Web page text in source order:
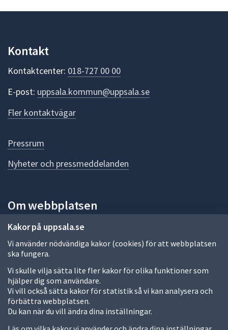
Kakor på uppsala.se
Vi använder nödvändiga kakor (cookies) för att webbplatsen
ska fungera.
Vi skulle vilja sätta lite fler kakor för olika funktioner som
hjälper dig som användare.
Vi vill också sätta kakor för statistik så vi kan analysera och
förbättra webbplatsen.
Du kan när du vill ändra dina inställningar.
n
k
e
r
f
ö
r
e
n
n
a
d
a
Kontakt
Kontaktcenter: 018-727 00 00
E-post: uppsala.kommun@uppsala.se
Fler kontaktvägar
Pressrum
Nyheter och pressmeddelanden
Om webbplatsen
Om webbplatsen
Allmänna handlingar och diarium
Behandling av personuppgifter
Kakor
Språk (other languages)
Tillgänglighetsredogörelse